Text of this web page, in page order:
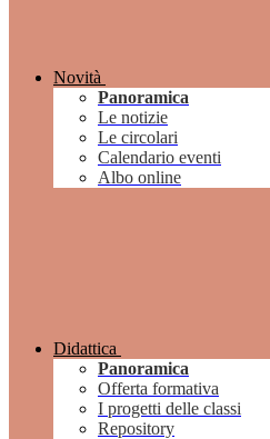
Novità
Panoramica
Le notizie
Le circolari
Calendario eventi
Albo online
Didattica
Panoramica
Offerta formativa
I progetti delle classi
Repository